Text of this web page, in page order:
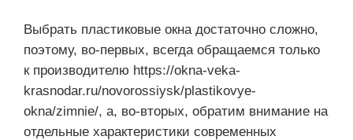
Выбрать пластиковые окна достаточно сложно,
поэтому, во-первых, всегда обращаемся только
к производителю https://okna-veka-
krasnodar.ru/novorossiysk/plastikovye-
okna/zimnie/, а, во-вторых, обратим внимание на
отдельные характеристики современных